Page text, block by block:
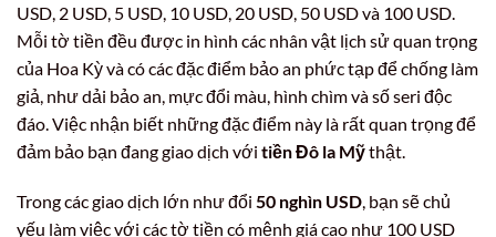
USD, 2 USD, 5 USD, 10 USD, 20 USD, 50 USD và 100 USD.
Mỗi tờ tiền đều được in hình các nhân vật lịch sử quan trọng
của Hoa Kỳ và có các đặc điểm bảo an phức tạp để chống làm
giả, như dải bảo an, mực đổi màu, hình chìm và số seri độc
đáo. Việc nhận biết những đặc điểm này là rất quan trọng để
đảm bảo bạn đang giao dịch với tiền Đô la Mỹthật.
Trong các giao dịch lớn như đổi 50 nghìn USD, bạn sẽ chủ
yếu làm việc với các tờ tiền có mệnh giá cao như 100 USD